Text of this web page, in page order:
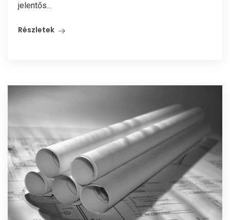
jelentős...
Részletek